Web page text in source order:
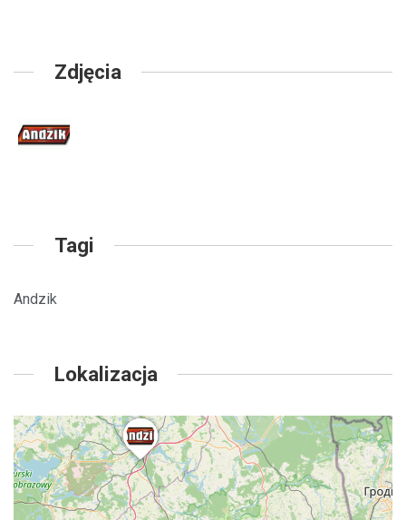
Zdjęcia
Tagi
Andzik
Lokalizacja